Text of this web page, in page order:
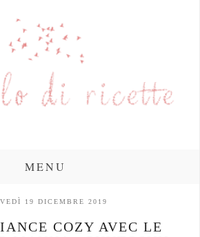
MENU
19 DICEMBRE 2019
COZY AVEC LE